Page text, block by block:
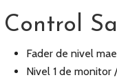
Control
Fader de nivel
Nivel 1 de